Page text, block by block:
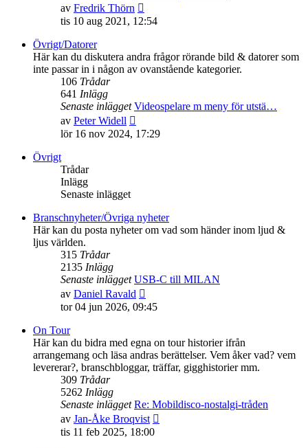
av Fredrik Thörn
till
inlägget
tis 10 aug 2021, 12:54
Övrigt/Datorer
Här kan du diskutera andra frågor rörande bild & datorer som
inte passar in i någon av ovanstående kategorier.
106 Trådar
641 Inlägg
Senaste inlägget Videospelare m meny för utstä…
av Peter Widell
till
lör 16 nov 2024, 17:29
Övrigt
Trådar
Inlägg
Senaste inlägget
Branschnyheter/Övriga nyheter
Här kan du posta nyheter om vad som händer inom ljud &
ljus världen.
315 Trådar
2135 Inlägg
Senaste inlägget USB-C till MILAN
av Daniel Ravald
till
inlägget
tor 04 jun 2026, 09:45
On Tour
Här kan du bidra med egna on tour historier ifrån
arrangemang och läsa andras berättelser. Vem åker vad? vem
levererar?, branschbloggar, träffar, gigghistorier mm.
309 Trådar
5262 Inlägg
Senaste inlägget Re: Mobildisco-nostalgi-tråden
av Jan-Åke Broqvist
tis 11 feb 2025, 18:00